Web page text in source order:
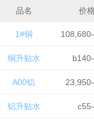
品名 价
1#铜
铜升贴水
A00铝
铝升贴水